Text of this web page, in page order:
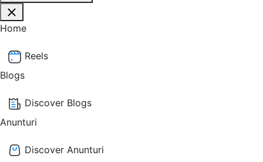
Home
Reels
Blogs
Discover Blogs
Anunturi
Discover Anunturi